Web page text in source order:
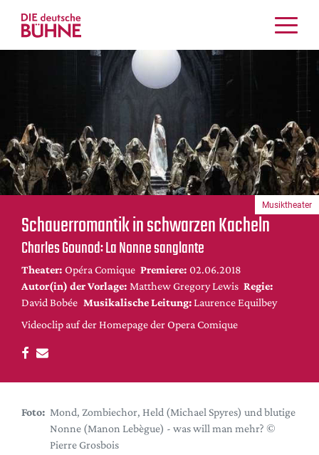
Tanz
Crossover
Bühnenwelt
Festivals & Veranstaltungen
Menschen & Theater
Themen
Internationales
Nachrufe
Medientipps
DdB-map
Kalender
Premierensuche
Hefte
Alle Hefte
Schauerromantik in schwarzen Kacheln
Charles Gounod: La Nonne sanglante
Theater: Opéra Comique Premiere: 02.06.2018
Autor(in) der Vorlage: Matthew Gregory Lewis Regie:
David Bobée Musikalische Leitung: Laurence Equilbey
Videoclip auf der Homepage der Opera Comique
Musiktheater
Foto: Mond, Zombiechor, Held (Michael Spyres) und blutige
Nonne (Manon Lebègue) - was will man mehr? ©
Pierre Grosbois